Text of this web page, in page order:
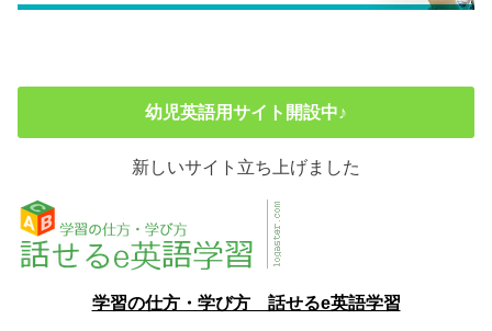
幼児英語用サイト開設中♪
新しいサイト立ち上げました
学習の仕方・学び方 話せるe英語学習